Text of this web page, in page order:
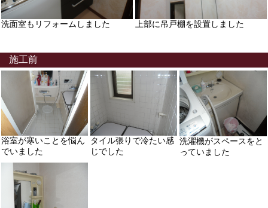
洗面室もリフォームしました 上部に吊戸棚を設置しました
施工前
浴室が寒いことを悩ん
でいました
タイル張りで冷たい感
じでした
洗濯機がスペースをと
っていました